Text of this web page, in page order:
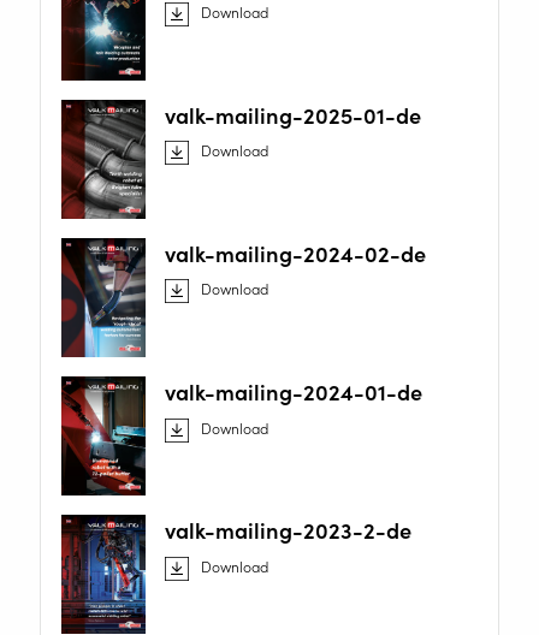
Download
valk-mailing-2025-01-de
Download
valk-mailing-2024-02-de
Download
valk-mailing-2024-01-de
Download
valk-mailing-2023-2-de
Download